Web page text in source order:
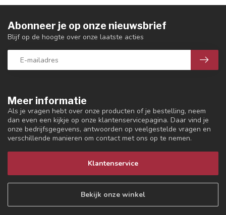
Meer informatie
Als je vragen hebt over onze producten of je bestelling, neem
dan even een kijkje op onze klantenservicepagina. Daar vind je
onze bedrijfsgegevens, antwoorden op veelgestelde vragen en
verschillende manieren om contact met ons op te nemen.
Klantenservice
Bekijk onze winkel
Abonneer je op onze nieuwsbrief
Blijf op de hoogte over onze laatste acties